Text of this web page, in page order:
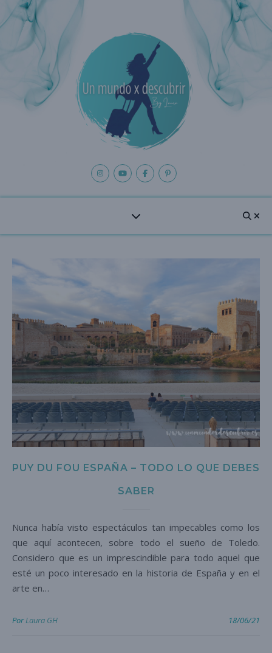
PUY DU FOU ESPAÑA – TODO LO QUE DEBES
SABER
Nunca había visto espectáculos tan impecables como los
que aquí acontecen, sobre todo el sueño de Toledo.
Considero que es un imprescindible para todo aquel que
esté un poco interesado en la historia de España y en el
arte en…
PorLaura GH 18/06/21